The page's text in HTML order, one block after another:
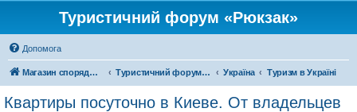
Туристичний форум «Рюкзак»
Допомога
Магазин спорядження Туристичний форум «Рюкзак» Україна Туризм в Україні
Квартиры посуточно в Киеве. От владельцев